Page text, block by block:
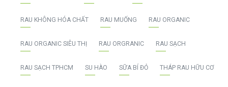
RAU KHÔNG HÓA CHẤT RAU MUỐNG RAU ORGANIC
RAU ORGANIC SIÊU THỊ RAU ORGRANIC RAU SẠCH
RAU SẠCH TPHCM SU HÀO SỮA BÍ ĐỎ THÁP RAU HỮU CƠ